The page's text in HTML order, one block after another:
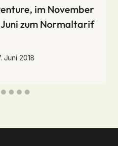
im November
zum Normaltarif
Juni 2018